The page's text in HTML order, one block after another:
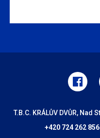
T.B.C. KRÁLŮV DVŮR,
+420 724 262 856